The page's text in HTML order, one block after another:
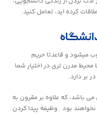
کرده اید، تعامل کنید.
میشود و قاعدتا حریم
محیط مدرن تری در اختیار شما
بر دارد.
می باشد، که علاوه بر مقرون به
بود . وظیفه پیدا کردن